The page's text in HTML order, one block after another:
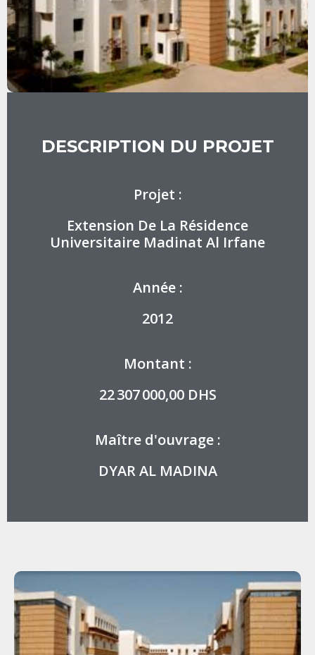
DESCRIPTION DU PROJET
Projet :
Extension De La Résidence
Universitaire Madinat Al Irfane
Année :
2012
Montant :
22 307 000,00 DHS
Maître d'ouvrage :
DYAR AL MADINA